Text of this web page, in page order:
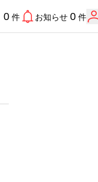
0 件 お知らせ 0 件